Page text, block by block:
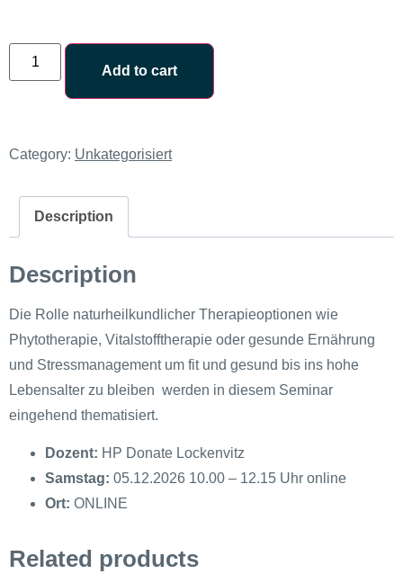
Add to cart
Category: Unkategorisiert
Description
Description
Die Rolle naturheilkundlicher Therapieoptionen wie
Phytotherapie, Vitalstofftherapie oder gesunde Ernährung
und Stressmanagement um fit und gesund bis ins hohe
Lebensalter zu bleiben werden in diesem Seminar
eingehend thematisiert.
Dozent: HP Donate Lockenvitz
Samstag: 05.12.2026 10.00 – 12.15 Uhr online
Ort: ONLINE
Related products